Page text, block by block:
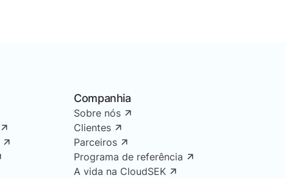
Companhia
Sobre nós
Clientes
Parceiros
Programa de referência
A vida na CloudSEK